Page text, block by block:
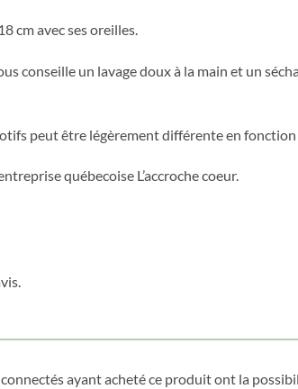
cm avec ses oreilles.
conseille un lavage doux à la main et un
peut être légèrement différente en fonction
québecoise L’accroche coeur.
ayant acheté ce produit ont la
Obtenez